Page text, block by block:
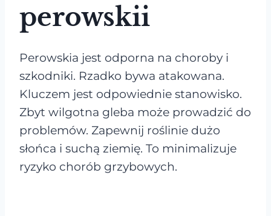
perowskii
Perowskia jest odporna na choroby i
szkodniki. Rzadko bywa atakowana.
Kluczem jest odpowiednie stanowisko.
Zbyt wilgotna gleba może prowadzić do
problemów. Zapewnij roślinie dużo
słońca i suchą ziemię. To minimalizuje
ryzyko chorób grzybowych.